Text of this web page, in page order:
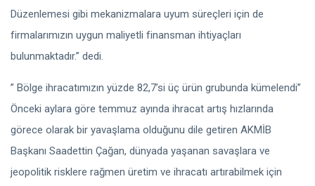
Düzenlemesi gibi mekanizmalara uyum süreçleri için de
firmalarımızın uygun maliyetli finansman ihtiyaçları
bulunmaktadır.” dedi.
” Bölge ihracatımızın yüzde 82,7’si üç ürün grubunda kümelendi”
Önceki aylara göre temmuz ayında ihracat artış hızlarında
görece olarak bir yavaşlama olduğunu dile getiren AKMİB
Başkanı Saadettin Çağan, dünyada yaşanan savaşlara ve
jeopolitik risklere rağmen üretim ve ihracatı artırabilmek için